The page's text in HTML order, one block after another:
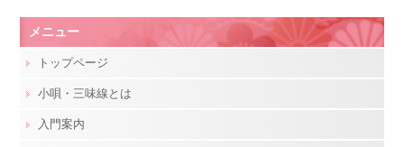
メニュー
トップページ
小唄・三味線とは
入門案内